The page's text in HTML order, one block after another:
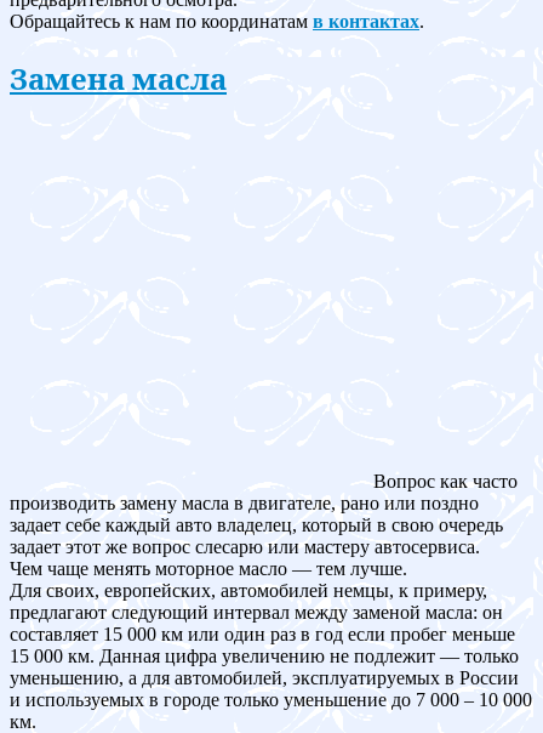
Обращайтесь к нам по координатам в контактах.
Замена масла
Вопрос как часто
производить замену масла в двигателе, рано или поздно
задает себе каждый авто владелец, который в свою очередь
задает этот же вопрос слесарю или мастеру автосервиса.
Чем чаще менять моторное масло — тем лучше.
Для своих, европейских, автомобилей немцы, к примеру,
предлагают следующий интервал между заменой масла: он
составляет 15 000 км или один раз в год если пробег меньше
15 000 км. Данная цифра увеличению не подлежит — только
уменьшению, а для автомобилей, эксплуатируемых в России
и используемых в городе только уменьшение до 7 000 – 10 000
км.